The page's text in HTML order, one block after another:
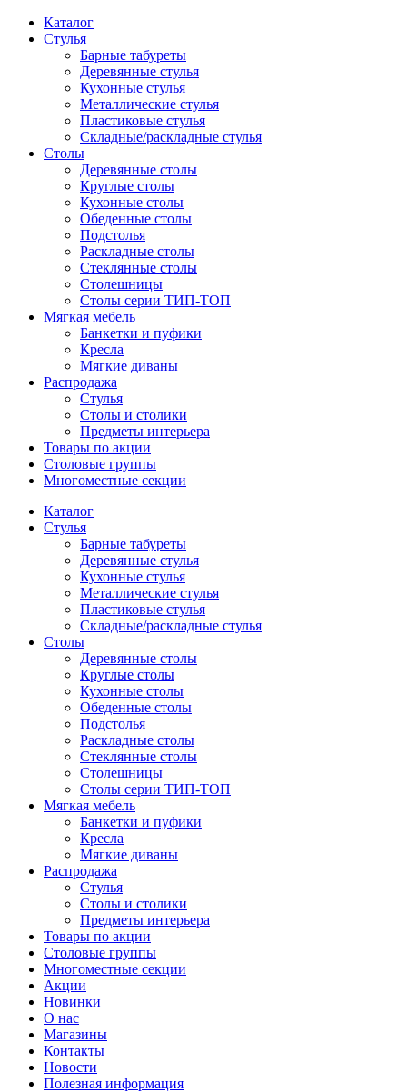
Каталог
Стулья
Барные табуреты
Деревянные стулья
Кухонные стулья
Металлические стулья
Пластиковые стулья
Складные/раскладные стулья
Столы
Деревянные столы
Круглые столы
Кухонные столы
Обеденные столы
Подстолья
Раскладные столы
Стеклянные столы
Столешницы
Столы серии ТИП-ТОП
Мягкая мебель
Банкетки и пуфики
Кресла
Мягкие диваны
Распродажа
Стулья
Столы и столики
Предметы интерьера
Товары по акции
Столовые группы
Многоместные секции
Каталог
Стулья
Барные табуреты
Деревянные стулья
Кухонные стулья
Металлические стулья
Пластиковые стулья
Складные/раскладные стулья
Столы
Деревянные столы
Круглые столы
Кухонные столы
Обеденные столы
Подстолья
Раскладные столы
Стеклянные столы
Столешницы
Столы серии ТИП-ТОП
Мягкая мебель
Банкетки и пуфики
Кресла
Мягкие диваны
Распродажа
Стулья
Столы и столики
Предметы интерьера
Товары по акции
Столовые группы
Многоместные секции
Акции
Новинки
О нас
Магазины
Контакты
Новости
Полезная информация